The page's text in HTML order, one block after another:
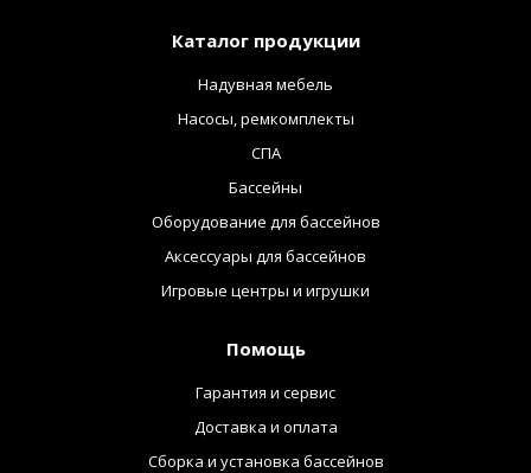
Каталог продукции
Надувная мебель
Насосы, ремкомплекты
СПА
Бассейны
Оборудование для бассейнов
Аксессуары для бассейнов
Игровые центры и игрушки
Помощь
Гарантия и сервис
Доставка и оплата
Сборка и установка бассейнов